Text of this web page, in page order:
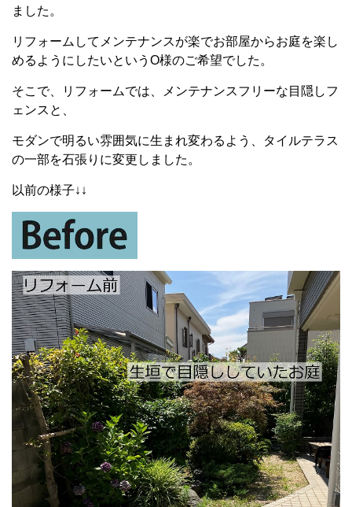
ました。
リフォームしてメンテナンスが楽でお部屋からお庭を楽し
めるようにしたいというO様のご希望でした。
そこで、リフォームでは、メンテナンスフリーな目隠しフ
ェンスと、
モダンで明るい雰囲気に生まれ変わるよう、タイルテラス
の一部を石張りに変更しました。
以前の様子↓↓